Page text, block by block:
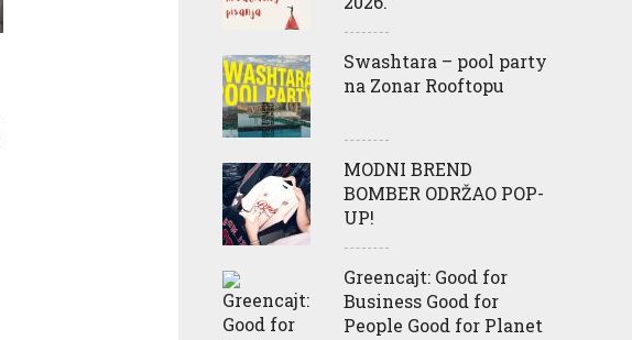
Swashtara – pool party
na Zonar Rooftopu
MODNI BREND
BOMBER ODRŽAO POP-
UP!
Greencajt: Good for
Business Good for
People Good for Planet